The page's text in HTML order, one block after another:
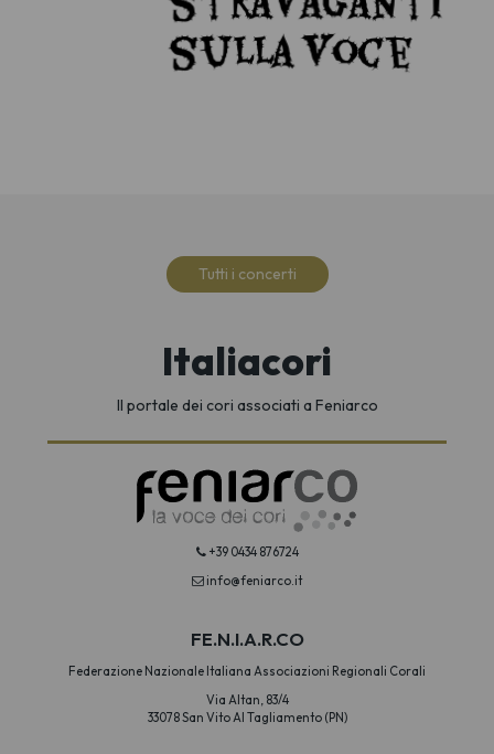
Tutti i concerti
Italiacori
Il portale dei cori associati a Feniarco
+39 0434 876724
info@feniarco.it
FE.N.I.A.R.CO
Federazione Nazionale Italiana Associazioni Regionali Corali
Via Altan, 83/4
33078 San Vito Al Tagliamento (PN)